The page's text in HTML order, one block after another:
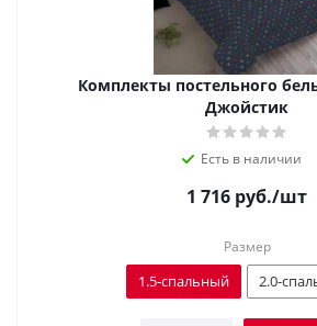
Комплекты постельного
Джойстик
Есть в наличии
1 716 руб./шт
Размер
1.5-спальный 2.0-